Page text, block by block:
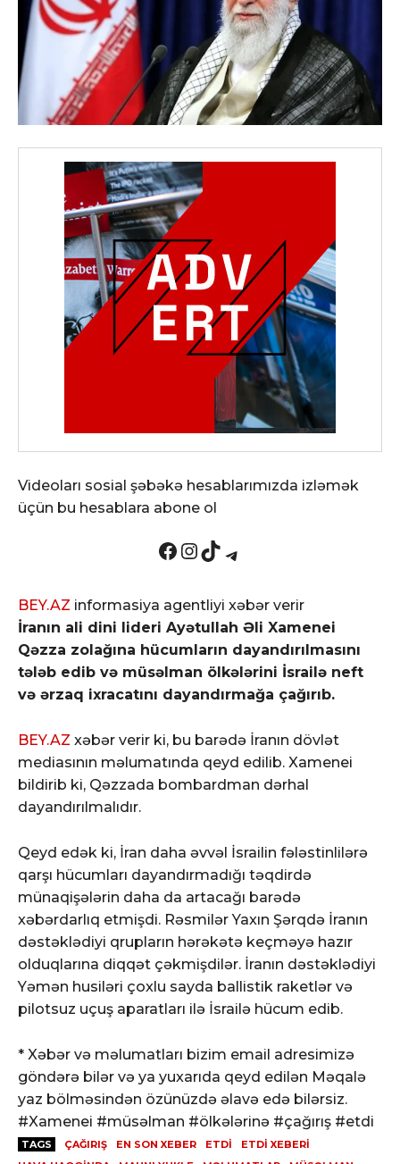
Videoları sosial şəbəkə hesablarımızda izləmək
üçün bu hesablara abone ol
Facebook InstagramTikTok Telegram
BEY.AZ informasiya agentliyi xəbər verir
İranın ali dini lideri Ayətullah Əli Xamenei
Qəzza zolağına hücumların dayandırılmasını
tələb edib və müsəlman ölkələrini İsrailə neft
və ərzaq ixracatını dayandırmağa çağırıb.
BEY.AZ xəbər verir ki, bu barədə İranın dövlət
mediasının məlumatında qeyd edilib. Xamenei
bildirib ki, Qəzzada bombardman dərhal
dayandırılmalıdır.
Qeyd edək ki, İran daha əvvəl İsrailin fələstinlilərə
qarşı hücumları dayandırmadığı təqdirdə
münaqişələrin daha da artacağı barədə
xəbərdarlıq etmişdi. Rəsmilər Yaxın Şərqdə İranın
dəstəklədiyi qrupların hərəkətə keçməyə hazır
olduqlarına diqqət çəkmişdilər. İranın dəstəklədiyi
Yəmən husiləri çoxlu sayda ballistik raketlər və
pilotsuz uçuş aparatları ilə İsrailə hücum edib.
* Xəbər və məlumatları bizim email adresimizə
göndərə bilər və ya yuxarıda qeyd edilən Məqalə
yaz bölməsindən özünüzdə əlavə edə bilərsiz.
#Xamenei #müsəlman #ölkələrinə #çağırış #etdi
TAGS ÇAĞIRIŞ EN SON XEBER ETDI
ETDİ XEBERI